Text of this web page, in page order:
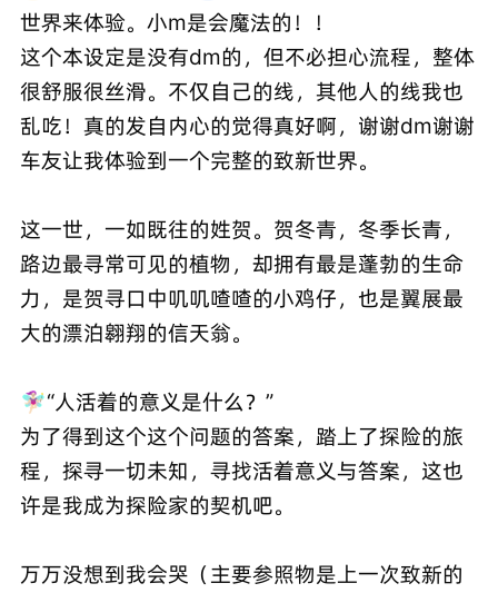
世界来体验。小m是会魔法的！！
这个本设定是没有dm的，但不必担心流程，整体
很舒服很丝滑。不仅自己的线，其他人的线我也
乱吃！真的发自内心的觉得真好啊，谢谢dm谢谢
车友让我体验到一个完整的致新世界。
这一世，一如既往的姓贺。贺冬青，冬季长青，
路边最寻常可见的植物，却拥有最是蓬勃的生命
力，是贺寻口中叽叽喳喳的小鸡仔，也是翼展最
大的漂泊翱翔的信天翁。
🧚🏻‍♀️“人活着的意义是什么？”
为了得到这个这个问题的答案，踏上了探险的旅
程，探寻一切未知，寻找活着意义与答案，这也
许是我成为探险家的契机吧。
万万没想到我会哭（主要参照物是上一次致新的